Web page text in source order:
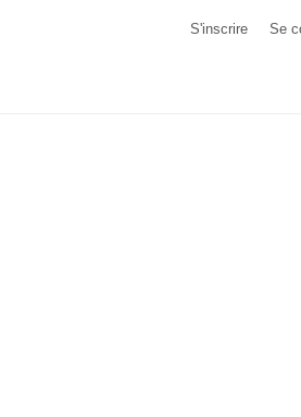
S'inscrire Se